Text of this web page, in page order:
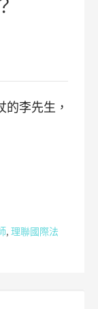
李先生，
, 理聯國際法